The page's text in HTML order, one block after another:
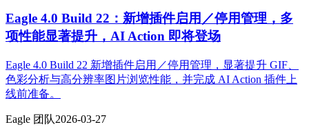
Eagle 4.0 Build 22：新增插件启用／停用管理，多
项性能显著提升，AI Action 即将登场
Eagle 4.0 Build 22 新增插件启用／停用管理，显著提升 GIF、
色彩分析与高分辨率图片浏览性能，并完成 AI Action 插件上
线前准备。
Eagle 团队2026-03-27